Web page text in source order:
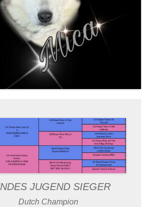
JUGEND SIEGER
Dutch Champion